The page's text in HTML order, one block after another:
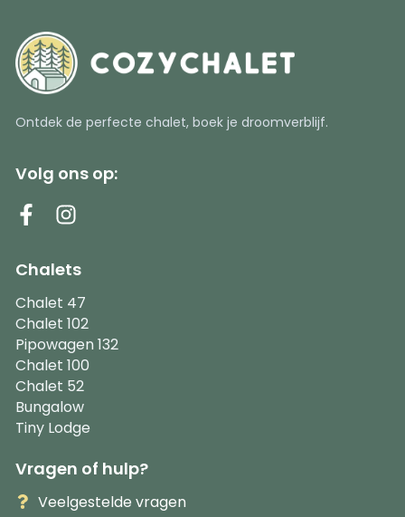
Ontdek de perfecte chalet, boek je droomverblijf.
Volg ons op:
Chalets
Chalet 47
Chalet 102
Pipowagen 132
Chalet 100
Chalet 52
Bungalow
Tiny Lodge
Vragen of hulp?
Veelgestelde vragen